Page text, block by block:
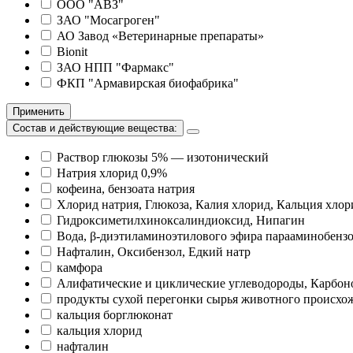
ООО "АВЗ"
ЗАО "Мосагроген"
АО Завод «Ветеринарные препараты»
Bionit
ЗАО НПП "Фармакс"
ФКП "Армавирская биофабрика"
Применить
Состав и действующие вещества:
Раствор глюкозы 5% — изотонический
Натрия хлорид 0,9%
кофеина, бензоата натрия
Хлорид натрия, Глюкоза, Калия хлорид, Кальция
Гидроксиметилхиноксалиндиоксид, Нипагин
Вода, β-диэтиламиноэтилового эфира
Нафталин, Оксибензол, Едкий натр
камфора
Алифатические и циклические углеводороды,
продукты сухой перегонки сырья животного
кальция борглюконат
кальция хлорид
нафталин